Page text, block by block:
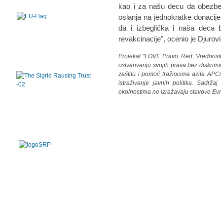
kao i za našu decu da
oslanja na jednokratke
da i izbeglička i naša deca
revakcinacije", ocenio je
Projekat "LOVE Pravo, Red,
ostvarivanju svojih prava bez
zaštitu i pomoć tražiocima azila
istraživanje javnih politika.
okolnostima ne izražavaju stavove